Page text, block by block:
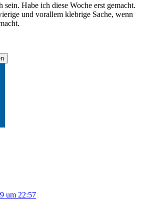
sein. Habe ich diese Woche erst gemacht.
und vorallem klebrige Sache, wenn
um 22:57